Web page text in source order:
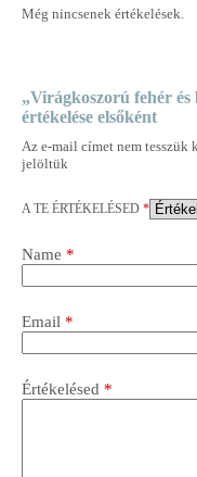
Még nincsenek értékelések.
„Virágkoszorú fehér
értékelése elsőként
Az e-mail címet nem tesszük
jelöltük
A TE ÉRTÉKELÉSED *
Name *
Email *
Értékelésed *